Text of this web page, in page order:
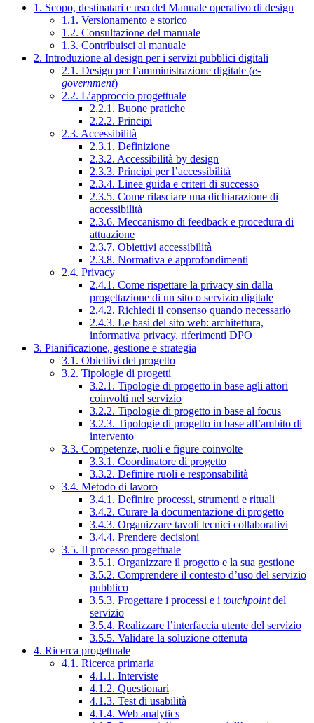
1. Scopo, destinatari e uso del Manuale operativo di design
1.1. Versionamento e storico
1.2. Consultazione del manuale
1.3. Contribuisci al manuale
2. Introduzione al design per i servizi pubblici digitali
2.1. Design per l’amministrazione digitale (e-
government)
2.2. L’approccio progettuale
2.2.1. Buone pratiche
2.2.2. Principi
2.3. Accessibilità
2.3.1. Definizione
2.3.2. Accessibilità by design
2.3.3. Principi per l’accessibilità
2.3.4. Linee guida e criteri di successo
2.3.5. Come rilasciare una dichiarazione di
accessibilità
2.3.6. Meccanismo di feedback e procedura di
attuazione
2.3.7. Obiettivi accessibilità
2.3.8. Normativa e approfondimenti
2.4. Privacy
2.4.1. Come rispettare la privacy sin dalla
progettazione di un sito o servizio digitale
2.4.2. Richiedi il consenso quando necessario
2.4.3. Le basi del sito web: architettura,
informativa privacy, riferimenti DPO
3. Pianificazione, gestione e strategia
3.1. Obiettivi del progetto
3.2. Tipologie di progetti
3.2.1. Tipologie di progetto in base agli attori
coinvolti nel servizio
3.2.2. Tipologie di progetto in base al focus
3.2.3. Tipologie di progetto in base all’ambito di
intervento
3.3. Competenze, ruoli e figure coinvolte
3.3.1. Coordinatore di progetto
3.3.2. Definire ruoli e responsabilità
3.4. Metodo di lavoro
3.4.1. Definire processi, strumenti e rituali
3.4.2. Curare la documentazione di progetto
3.4.3. Organizzare tavoli tecnici collaborativi
3.4.4. Prendere decisioni
3.5. Il processo progettuale
3.5.1. Organizzare il progetto e la sua gestione
3.5.2. Comprendere il contesto d’uso del servizio
pubblico
3.5.3. Progettare i processi e i touchpointdel
servizio
3.5.4. Realizzare l’interfaccia utente del servizio
3.5.5. Validare la soluzione ottenuta
4. Ricerca progettuale
4.1. Ricerca primaria
4.1.1. Interviste
4.1.2. Questionari
4.1.3. Test di usabilità
4.1.4. Web analytics